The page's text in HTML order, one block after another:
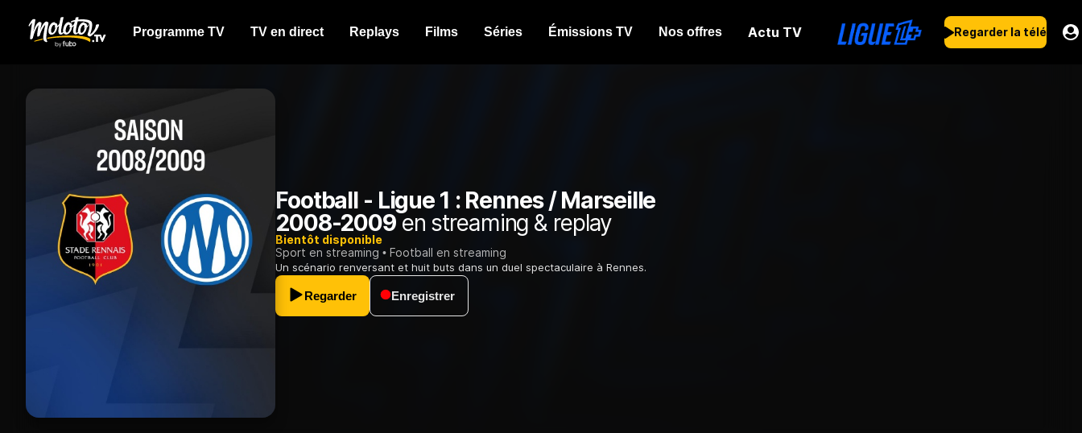
Programme TV TV en direct Replays Films Séries Émissions TV Nos offres Actu TV Regarder la télé
Football - Ligue 1 : Rennes / Marseille
2008-2009en streaming & replay
Bientôt disponible
Sport en streaming
Football en streaming
Un scénario renversant et huit buts dans un duel spectaculaire à Rennes.
Regarder Enregistrer